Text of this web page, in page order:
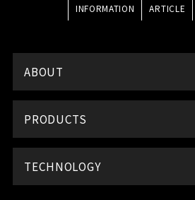
INFORMATION ARTICLE
ABOUT
PRODUCTS
TECHNOLOGY